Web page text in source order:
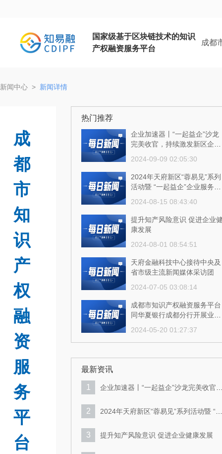
国家级基于区块链技术的知识
产权融资服务平台
成都
新闻中心 > 新闻详情
成
都
市
知
识
产
权
融
资
服
务
平
台
热门推荐
企业加速器丨“一起益企”沙龙
完美收官，持续激发新区企业
2024-09-09 02:05:30
2024年天府新区“蓉易见”系列
活动暨 “一起益企”企业服务沙
2024-08-15 08:43:40
提升知产风险意识 促进企业
康发展
2024-08-01 08:54:51
天府金融科技中心接待中央及
省市级主流新闻媒体采访团
2024-07-05 03:08:14
成都市知识产权融资服务平台
同华夏银行成都分行开展业务
2024-05-20 01:27:37
多措并举推进技术合同认定登
最新资讯
1
企业加速器丨“一起益企”沙龙完美收官
2
2024年天府新区“蓉易见”系列活动暨 “一
3 提升知产风险意识 促进企业健康发展